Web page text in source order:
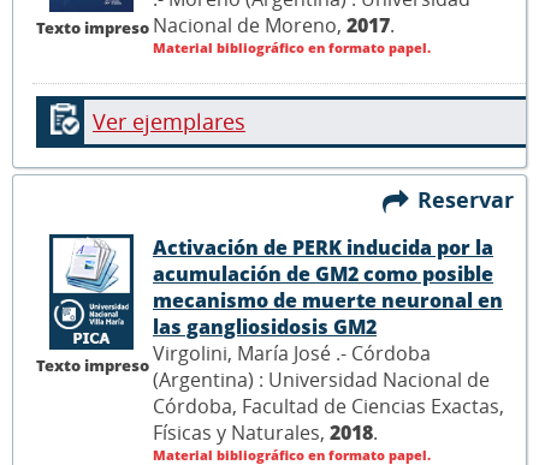
Texto impreso Nacional de Moreno, 2017.
Material bibliográfico en formato papel.
Ver ejemplares
Reservar
Texto impreso
Activación de PERK inducida por la
acumulación de GM2 como posible
mecanismo de muerte neuronal en
las gangliosidosis GM2
Virgolini, María José .- Córdoba
(Argentina) : Universidad Nacional de
Córdoba, Facultad de Ciencias Exactas,
Físicas y Naturales, 2018.
Material bibliográfico en formato papel.